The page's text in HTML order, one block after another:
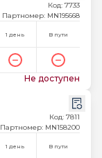
Код: 7733
Партномер: MN195668
1 день В пути
Не доступен
Код: 7811
Партномер: MN158200
1 день В пути